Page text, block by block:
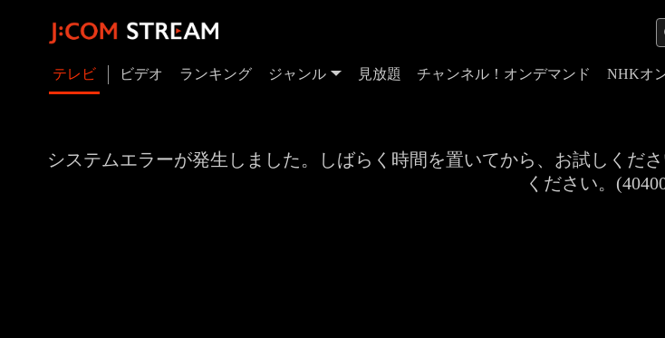
テレビ ビデオ ランキング ジャンル 見放題 チャンネル！オンデマンド NHKオ
システムエラーが発生しました。しばらく時間を置いてから、お試しくだ
ください。